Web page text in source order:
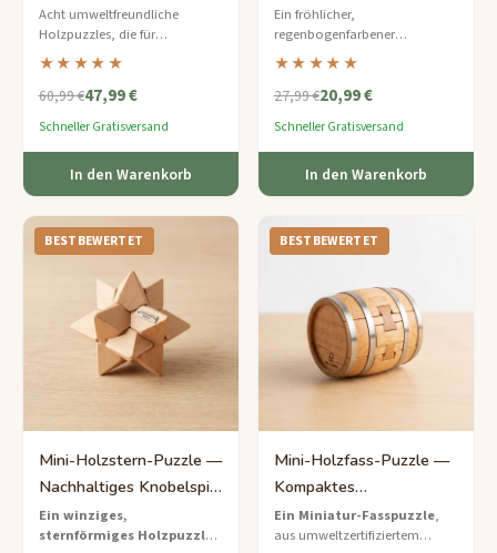
teilige Partysammlung
Acht umweltfreundliche
Holzpuzzles, die für
Gruppenunterhaltung
konzipiert sind, verpackt in
einer wiederverwendbaren
Spielabende.
★★★★★
60,99 €47,99 €
Schneller Gratisversand
In den Warenkorb
Stapel-Herausforderung
Ein fröhlicher,
regenbogenfarbener
Holzwürfel aus 12
ineinandergreifenden Teilen –
ein bunter und zugänglicher
★★★★★
27,99 €20,99 €
Schneller Gratisversand
In den Warenkorb
BESTBEWERTET
Mini-Holzstern-Puzzle —
Nachhaltiges Knobelspiel
im Taschenformat
Ein winziges,
sternförmiges Holzpuzzle,
BESTBEWERTET
Mini-Holzfass-Puzzle —
Kompaktes
Verzahnungs-Knobelspiel
Ein Miniatur-Fasspuzzle,
aus umweltzertifiziertem